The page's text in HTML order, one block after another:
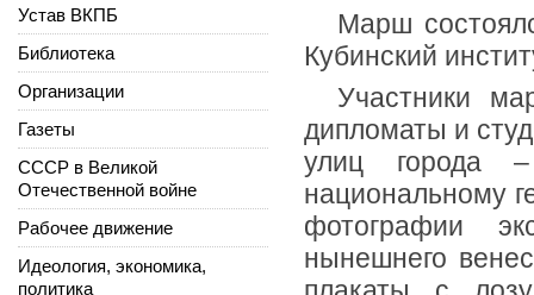
Марш
Кубинский
Участники
дипломаты и
улиц города
национальному
фотографии
нынешнего
Устав ВКПБ
Библиотека
Организации
Газеты
СССР в Великой
Отечественной войне
Рабочее движение
Идеология, экономика,
политика